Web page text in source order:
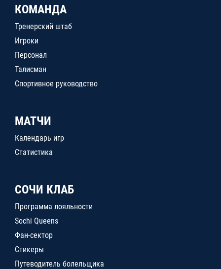
КОМАНДА
Тренерский штаб
Игроки
Персонал
Талисман
Спортивное руководство
МАТЧИ
Календарь игр
Статистика
СОЧИ КЛАБ
Программа лояльности
Sochi Queens
Фан-сектор
Стикеры
Путеводитель болельщика